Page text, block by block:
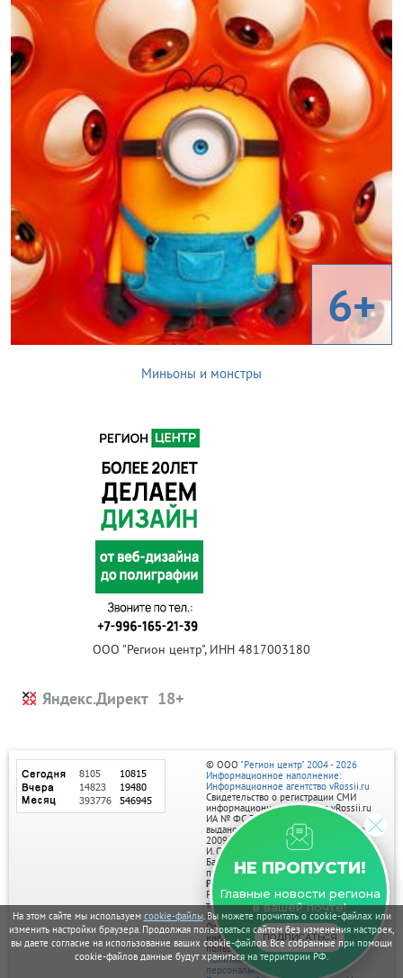
На этом сайте мы используем cookie-файлы. Вы можете прочитать о cookie-файлах или
изменить настройки браузера. Продолжая пользоваться сайтом без изменения настроек,
вы даете согласие на использование ваших cookie-файлов. Все собранные при помощи
cookie-файлов данные будут храниться на территории РФ.
6+
Миньоны и монстры
ООО "Регион центр", ИНН 4817003180
Яндекс.Директ
НЕ ПРОПУСТИ!
Главные новости региона
в вашей почте!
ПОДПИСАТЬСЯ
© ООО "Регион центр" 2004 - 2026
Информационное наполнение:
Информационное агентство vRossii.ru
Свидетельство о регистрации СМИ
информационного агентства vRossii.ru
ИА № ФС 77‑35502
выдано РОСКОМНАДЗОРом 04 марта
2009г.
И. О. Главного редактора Нарыков А. Н.
Баннеры на портале размещаются на
правах рекламы.
Реклама на портале:
Рекламное агентство "Умный маркетинг"
тел. 7-910-267-70-40,
email: umnyy.marketing@yandex.ru
Отдельные публикации могут содержать
информацию, не предназначенную для
пользователей до 18 лет.
Политика в отношении обработки
персональных данных